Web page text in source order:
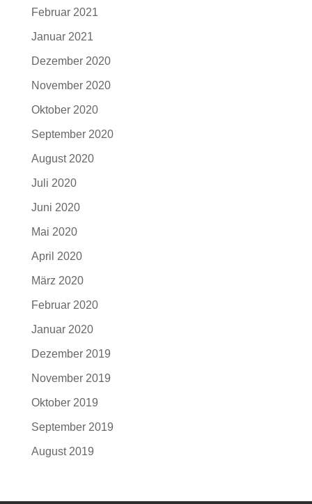
Februar 2021
Januar 2021
Dezember 2020
November 2020
Oktober 2020
September 2020
August 2020
Juli 2020
Juni 2020
Mai 2020
April 2020
März 2020
Februar 2020
Januar 2020
Dezember 2019
November 2019
Oktober 2019
September 2019
August 2019